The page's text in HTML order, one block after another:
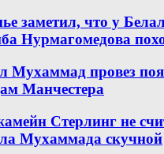
заметил, что у
Нурмагомедова
Мухаммад провез
Манчестера
Стерлинг не
Мухаммада скучной